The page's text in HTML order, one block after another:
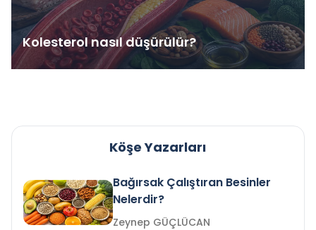
Kolesterol nasıl düşürülür?
Köşe Yazarları
Bağırsak Çalıştıran Besinler
Nelerdir?
Zeynep GÜÇLÜCAN